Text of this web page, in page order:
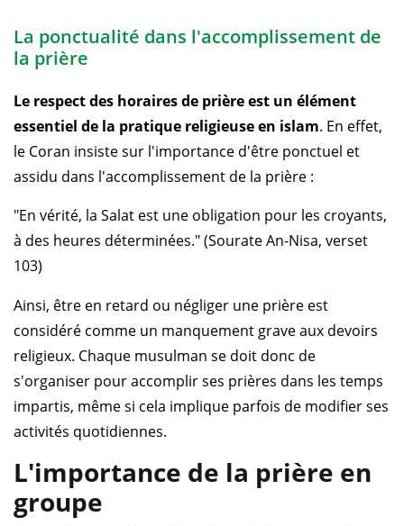
La ponctualité dans l'accomplissement de
la prière
Le respect des horaires de prière est un élément
essentiel de la pratique religieuse en islam. En effet,
le Coran insiste sur l'importance d'être ponctuel et
assidu dans l'accomplissement de la prière :
"En vérité, la Salat est une obligation pour les croyants,
à des heures déterminées." (Sourate An-Nisa, verset
103)
Ainsi, être en retard ou négliger une prière est
considéré comme un manquement grave aux devoirs
religieux. Chaque musulman se doit donc de
s'organiser pour accomplir ses prières dans les temps
impartis, même si cela implique parfois de modifier ses
activités quotidiennes.
L'importance de la prière en
groupe